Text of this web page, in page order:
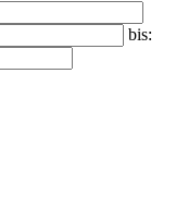
bis: